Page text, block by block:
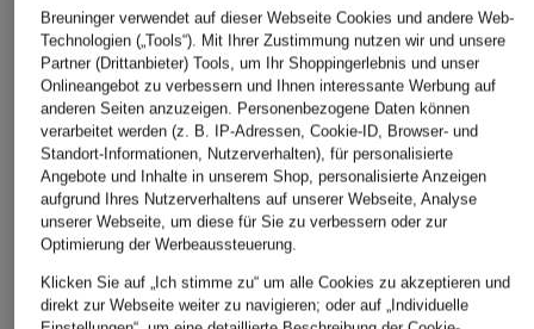
CHF 239
Ursprünglich:CHF 469
CHF 329
Ursprünglich:CHF 469
CHF 339
Ursprünglich:
ÄHNLICHE ARTIKEL ENTDECKEN
Breuninger verwendet auf dieser Webseite Cookies und andere Web-
Technologien („Tools“). Mit Ihrer Zustimmung nutzen wir und unsere
Partner (Drittanbieter) Tools, um Ihr Shoppingerlebnis und unser
Onlineangebot zu verbessern und Ihnen interessante Werbung auf
anderen Seiten anzuzeigen. Personenbezogene Daten können
verarbeitet werden (z. B. IP-Adressen, Cookie-ID, Browser- und
Standort-Informationen, Nutzerverhalten), für personalisierte
Angebote und Inhalte in unserem Shop, personalisierte Anzeigen
aufgrund Ihres Nutzerverhaltens auf unserer Webseite, Analyse
unserer Webseite, um diese für Sie zu verbessern oder zur
Optimierung der Werbeaussteuerung.
Klicken Sie auf „Ich stimme zu“ um alle Cookies zu akzeptieren und
direkt zur Webseite weiter zu navigieren; oder auf „Individuelle